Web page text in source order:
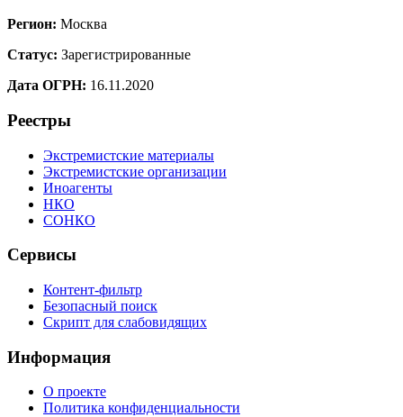
Регион: Москва
Статус: Зарегистрированные
Дата ОГРН: 16.11.2020
Реестры
Экстремистские материалы
Экстремистские организации
Иноагенты
НКО
СОНКО
Сервисы
Контент-фильтр
Безопасный поиск
Скрипт для слабовидящих
Информация
О проекте
Политика конфиденциальности